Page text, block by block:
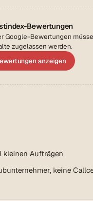
Bewertungen
Google-Bewertungen
zugelassen werden.
anzeigen
Aufträgen
keine